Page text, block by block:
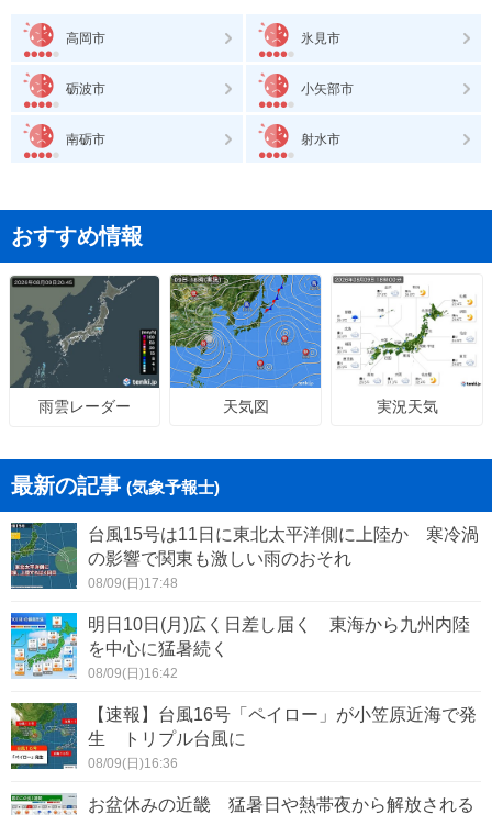
高岡市 氷見市
砺波市 小矢部市
南砺市 射水市
おすすめ情報
雨雲レーダー 天気図 実況天気
最新の記事 (気象予報士)
台風15号は11日に東北太平洋側に上陸か 寒冷渦
の影響で関東も激しい雨のおそれ
08/09(日)17:48
明日10日(月)広く日差し届く 東海から九州内陸
を中心に猛暑続く
08/09(日)16:42
【速報】台風16号「ペイロー」が小笠原近海で発
生 トリプル台風に
08/09(日)16:36
お盆休みの近畿 猛暑日や熱帯夜から解放される